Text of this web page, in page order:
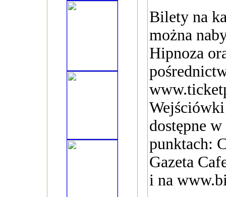
Bilety na
można
Hipnoza
Wejściówki
dostępne
punktach:
Gazeta
i na